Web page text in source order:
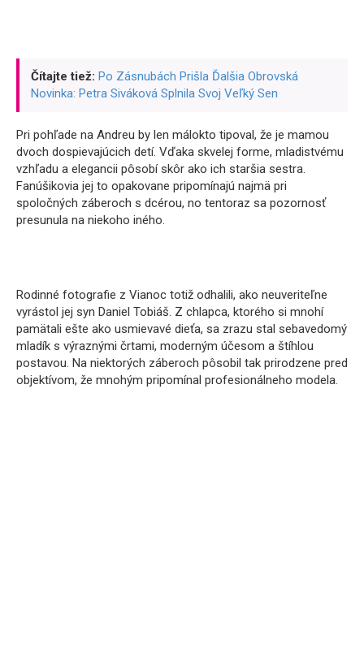
Čítajte tiež: Po Zásnubách Prišla Ďalšia Obrovská
Novinka: Petra Siváková Splnila Svoj Veľký Sen
Pri pohľade na Andreu by len málokto tipoval, že je mamou
dvoch dospievajúcich detí. Vďaka skvelej forme, mladistvému
vzhľadu a elegancii pôsobí skôr ako ich staršia sestra.
Fanúšikovia jej to opakovane pripomínajú najmä pri
spoločných záberoch s dcérou, no tentoraz sa pozornosť
presunula na niekoho iného.
Rodinné fotografie z Vianoc totiž odhalili, ako neuveriteľne
vyrástol jej syn Daniel Tobiáš. Z chlapca, ktorého si mnohí
pamätali ešte ako usmievavé dieťa, sa zrazu stal sebavedomý
mladík s výraznými črtami, moderným účesom a štíhlou
postavou. Na niektorých záberoch pôsobil tak prirodzene pred
objektívom, že mnohým pripomínal profesionálneho modela.